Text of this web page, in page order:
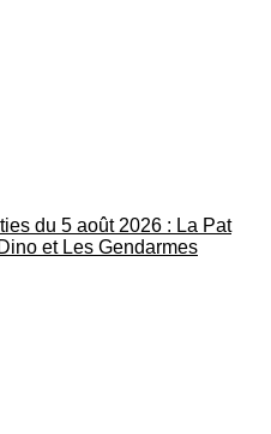
du 5 août 2026 : La Pat
et Les Gendarmes